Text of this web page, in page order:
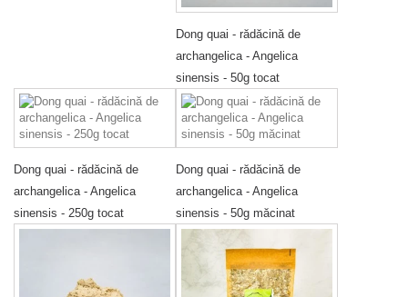
Dong quai - rădăcină de
archangelica - Angelica
sinensis - 50g tocat
Dong quai - rădăcină de
archangelica - Angelica
sinensis - 250g tocat
Dong quai - rădăcină de
archangelica - Angelica
sinensis - 50g măcinat